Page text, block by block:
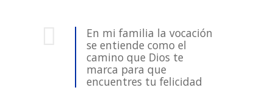
En mi familia la vocación
se entiende como el
camino que Dios te
marca para que
encuentres tu felicidad